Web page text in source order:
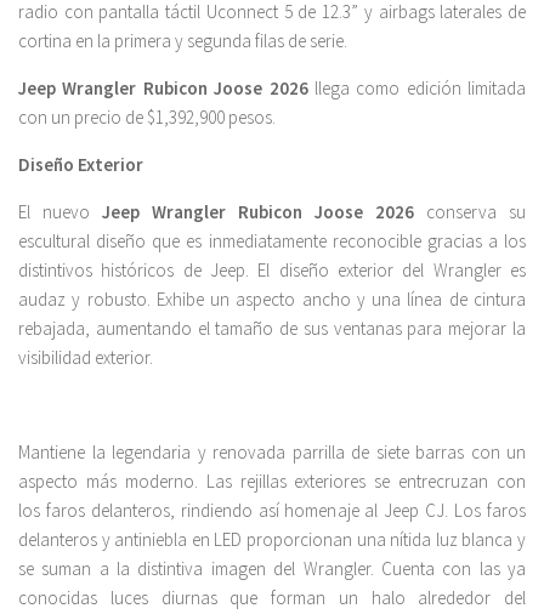
radio con pantalla táctil Uconnect 5 de 12.3” y airbags laterales de
cortina en la primera y segunda filas de serie.
Jeep Wrangler Rubicon Joose 2026 llega como edición limitada
con un precio de $1,392,900 pesos.
Diseño Exterior
El nuevo Jeep Wrangler Rubicon Joose 2026 conserva su
escultural diseño que es inmediatamente reconocible gracias a los
distintivos históricos de Jeep. El diseño exterior del Wrangler es
audaz y robusto. Exhibe un aspecto ancho y una línea de cintura
rebajada, aumentando el tamaño de sus ventanas para mejorar la
visibilidad exterior.
Mantiene la legendaria y renovada parrilla de siete barras con un
aspecto más moderno. Las rejillas exteriores se entrecruzan con
los faros delanteros, rindiendo así homenaje al Jeep CJ. Los faros
delanteros y antiniebla en LED proporcionan una nítida luz blanca y
se suman a la distintiva imagen del Wrangler. Cuenta con las ya
conocidas luces diurnas que forman un halo alrededor del